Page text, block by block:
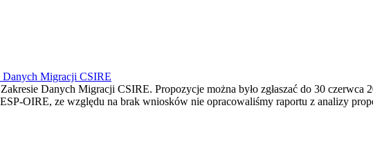
Danych Migracji CSIRE
Danych Migracji CSIRE. Propozycje można było zgłaszać do 30 czerwca
OIRE, ze względu na brak wniosków nie opracowaliśmy raportu z analizy